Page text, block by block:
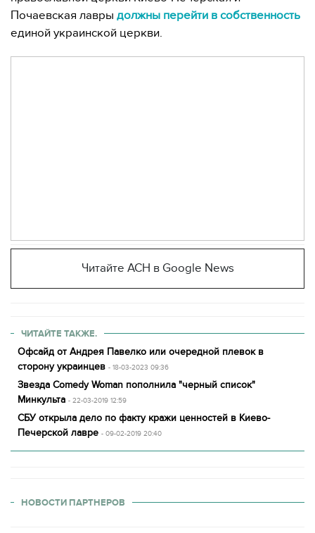
Почаевская лавры должны перейти в собственность
единой украинской церкви.
Читайте АСН в Google News
ЧИТАЙТЕ ТАКЖЕ.
Офсайд от Андрея Павелко или очередной плевок в
сторону украинцев - 18-03-2023 09:36
Звезда Comedy Woman пополнила "черный список"
Минкульта - 22-03-2019 12:59
СБУ открыла дело по факту кражи ценностей в Киево-
Печерской лавре - 09-02-2019 20:40
НОВОСТИ ПАРТНЕРОВ